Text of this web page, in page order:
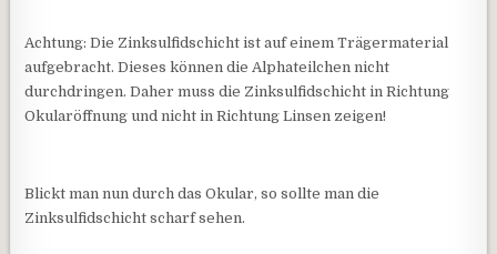
Achtung: Die Zinksulfidschicht ist auf einem Trägermaterial
aufgebracht. Dieses können die Alphateilchen nicht
durchdringen. Daher muss die Zinksulfidschicht in Richtung
Okularöffnung und nicht in Richtung Linsen zeigen!
Blickt man nun durch das Okular, so sollte man die
Zinksulfidschicht scharf sehen.